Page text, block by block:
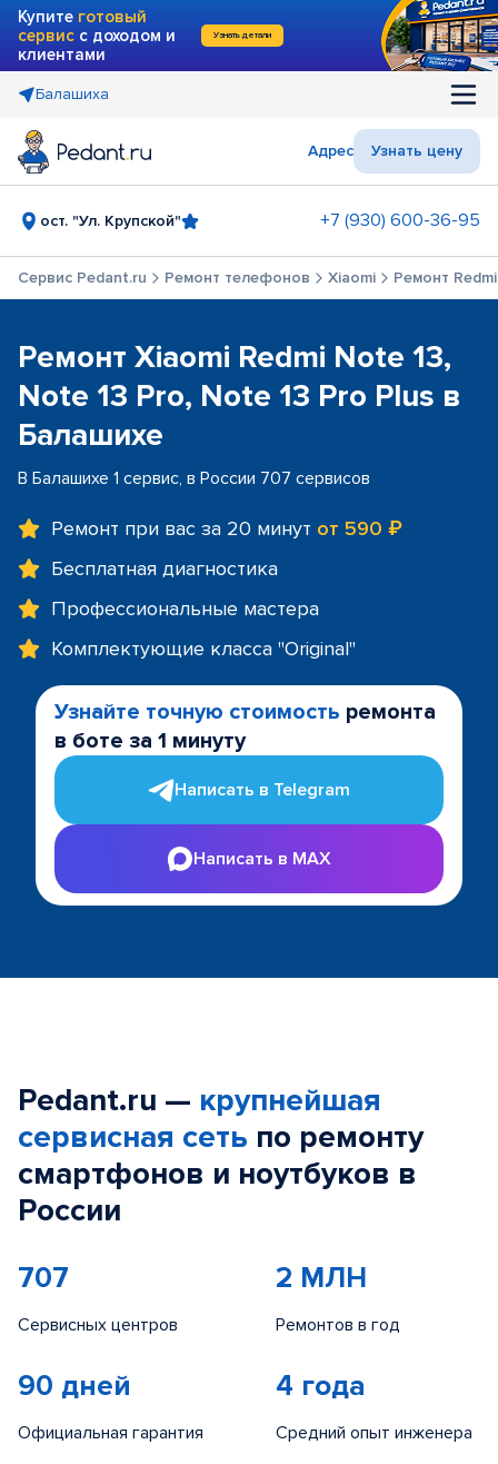
Купите готовый
сервис с доходом и
клиентами
Узнать детали
Балашиха
Адрес Узнать цену
ост. "Ул. Крупской" +7 (930) 600-36-95
Сервис Pedant.ru Ремонт телефонов Xiaomi Ремонт
Ремонт Xiaomi Redmi Note 13,
Note 13 Pro, Note 13 Pro Plus в
Балашихе
В Балашихе 1 сервис, в России 707 сервисов
Ремонт при вас за 20 минут от 590 ₽
Бесплатная диагностика
Профессиональные мастера
Комплектующие класса "Original"
Узнайте точную стоимость ремонта
в боте за 1 минуту
Написать в Telegram
Написать в MAX
Pedant.ru — крупнейшая
сервисная сеть по ремонту
смартфонов и ноутбуков в
России
707
Сервисных центров
2 МЛН
Ремонтов в год
90 дней
Официальная гарантия
4 года
Средний опыт инженера